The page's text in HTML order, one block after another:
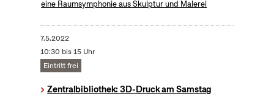
eine Raumsymphonie aus Skulptur und Malerei
7.5.2022
10:30 bis 15 Uhr
Eintritt frei
Zentralbibliothek: 3D-Druck am Samstag